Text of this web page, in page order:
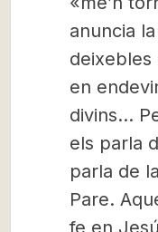
anuncia
deixebles
en
divins…
els parla
parla de
Pare.
fe en